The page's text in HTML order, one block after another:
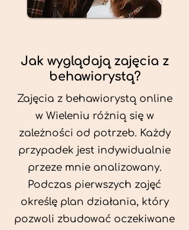
Jak wyglądają zajęcia z
behawiorystą?
Zajęcia z behawiorystą online
w Wieleniu różnią się w
zależności od potrzeb. Każdy
przypadek jest indywidualnie
przeze mnie analizowany.
Podczas pierwszych zajęć
określę plan działania, który
pozwoli zbudować oczekiwane